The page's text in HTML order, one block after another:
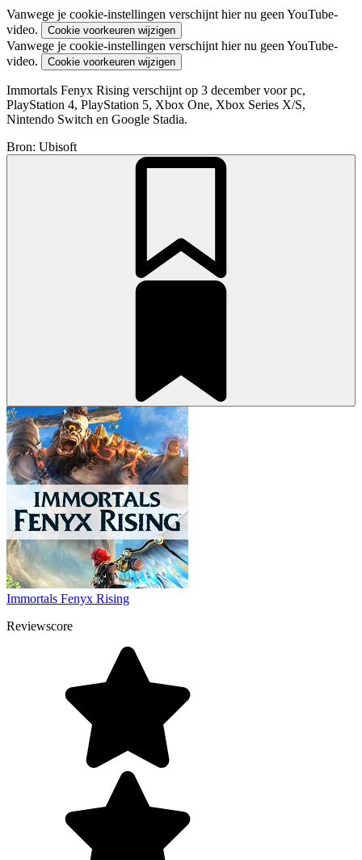
Vanwege je cookie-instellingen verschijnt hier nu geen YouTube-
video.
Cookie voorkeuren wijzigen
Vanwege je cookie-instellingen verschijnt hier nu geen YouTube-
video.
Cookie voorkeuren wijzigen
Immortals Fenyx Rising verschijnt op 3 december voor pc,
PlayStation 4, PlayStation 5, Xbox One, Xbox Series X/S,
Nintendo Switch en Google Stadia.
Bron: Ubisoft
Immortals Fenyx Rising
Reviewscore